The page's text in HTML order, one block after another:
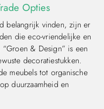
Opties
belangrijk vinden, zijn er
die eco-vriendelijke en
& Design” is een
decoratiestukken.
meubels tot organische
duurzaamheid en